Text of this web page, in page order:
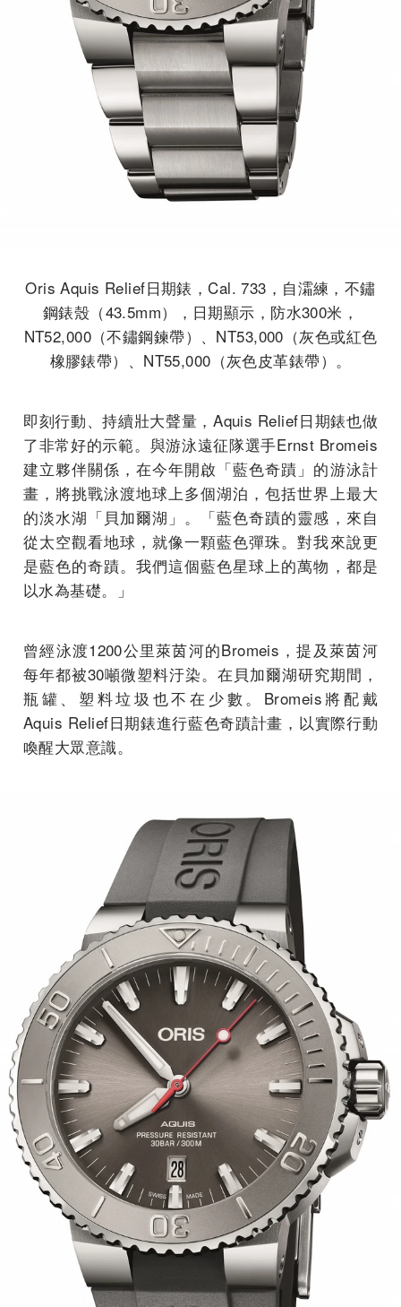
Oris Aquis Relief日期錶，Cal. 733，自灀練，不鏽
鋼錶殼（43.5mm），日期顯示，防水300米，
NT52,000（不鏽鋼鍊帶）、NT53,000（灰色或紅色
橡膠錶帶）、NT55,000（灰色皮革錶帶）。
即刻行動、持續壯大聲量，Aquis Relief日期錶也做
了非常好的示範。與游泳遠征隊選手Ernst Bromeis
建立夥伴關係，在今年開啟「藍色奇蹟」的游泳計
畫，將挑戰泳渡地球上多個湖泊，包括世界上最大
的淡水湖「貝加爾湖」。「藍色奇蹟的靈感，來自
從太空觀看地球，就像一顆藍色彈珠。對我來說更
是藍色的奇蹟。我們這個藍色星球上的萬物，都是
以水為基礎。」
曾經泳渡1200公里萊茵河的Bromeis，提及萊茵河
每年都被30噸微塑料汙染。在貝加爾湖研究期間，
瓶罐、塑料垃圾也不在少數。Bromeis將配戴
Aquis Relief日期錶進行藍色奇蹟計畫，以實際行動
喚醒大眾意識。